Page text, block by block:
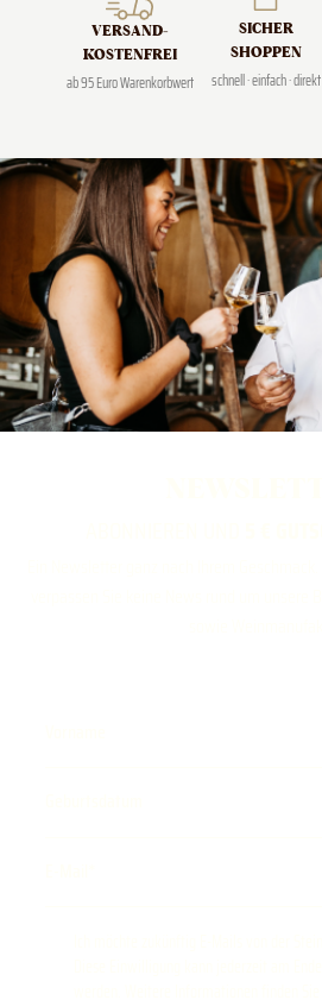
VERSAND­
KOSTENFREI
ab 95 Euro Warenkorbwert
SICHER
SHOPPEN
schnell · einfach · direkt